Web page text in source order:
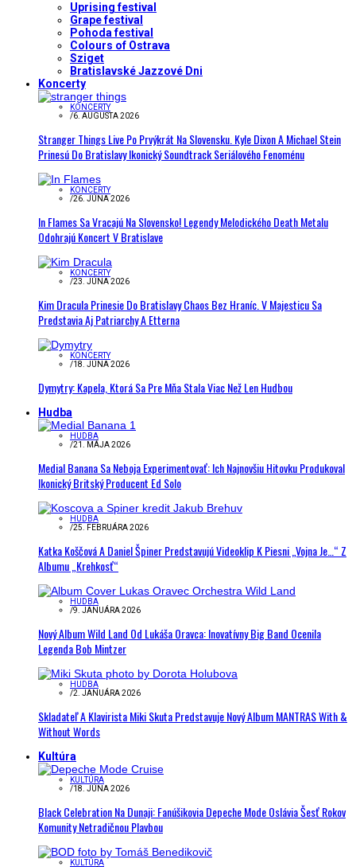
Uprising festival
Grape festival
Pohoda festival
Colours of Ostrava
Sziget
Bratislavské Jazzové Dni
Koncerty
KONCERTY
/6. AUGUSTA 2026
Stranger Things Live Po Prvýkrát Na Slovensku. Kyle Dixon A Michael Stein
Prinesú Do Bratislavy Ikonický Soundtrack Seriálového Fenoménu
KONCERTY
/26. JÚNA 2026
In Flames Sa Vracajú Na Slovensko! Legendy Melodického Death Metalu
Odohrajú Koncert V Bratislave
KONCERTY
/23. JÚNA 2026
Kim Dracula Prinesie Do Bratislavy Chaos Bez Hraníc. V Majesticu Sa
Predstavia Aj Patriarchy A Etterna
KONCERTY
/18. JÚNA 2026
Dymytry: Kapela, Ktorá Sa Pre Mňa Stala Viac Než Len Hudbou
Hudba
HUDBA
/21. MÁJA 2026
Medial Banana Sa Neboja Experimentovať: Ich Najnovšiu Hitovku Produkoval
Ikonický Britský Producent Ed Solo
HUDBA
/25. FEBRUÁRA 2026
Katka Koščová A Daniel Špiner Predstavujú Videoklip K Piesni „Vojna Je…“ Z
Albumu „Krehkosť“
HUDBA
/9. JANUÁRA 2026
Nový Album Wild Land Od Lukáša Oravca: Inovatívny Big Band Ocenila
Legenda Bob Mintzer
HUDBA
/2. JANUÁRA 2026
Skladateľ A Klavirista Miki Skuta Predstavuje Nový Album MANTRAS With &
Without Words
Kultúra
KULTÚRA
/18. JÚNA 2026
Black Celebration Na Dunaji: Fanúšikovia Depeche Mode Oslávia Šesť Rokov
Komunity Netradičnou Plavbou
KULTÚRA